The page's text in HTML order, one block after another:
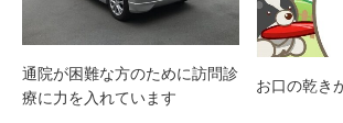
通院が困難な方のために訪問診
療に力を入れています
お口の乾き